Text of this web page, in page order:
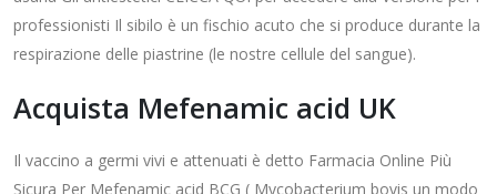
professionisti Il sibilo è un fischio acuto che si produce durante la
respirazione delle piastrine (le nostre cellule del sangue).
Acquista Mefenamic acid UK
Il vaccino a germi vivi e attenuati è detto Farmacia Online Più
Sicura Per Mefenamic acid BCG ( Mycobacterium bovis un modo